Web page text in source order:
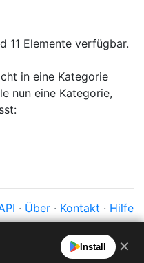
11 Elemente verfügbar.
in eine Kategorie
nun eine Kategorie,
· Über · Kontakt · Hilfe
Install ✕